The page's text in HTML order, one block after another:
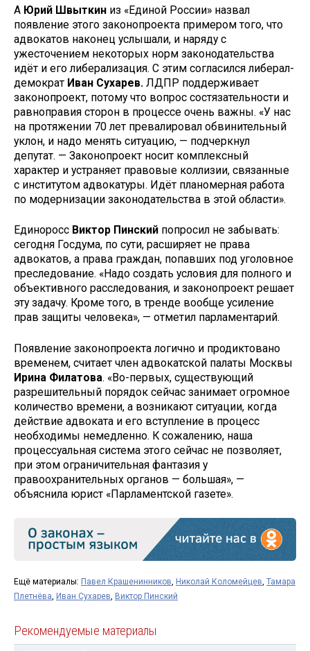
А Юрий Швыткин из «Единой России» назвал
появление этого законопроекта примером того, что
адвокатов наконец услышали, и наряду с
ужесточением некоторых норм законодательства
идёт и его либерализация. С этим согласился либерал-
демократ Иван Сухарев. ЛДПР поддерживает
законопроект, потому что вопрос состязательности и
равноправия сторон в процессе очень важны. «У нас
на протяжении 70 лет превалировал обвинительный
уклон, и надо менять ситуацию, — подчеркнул
депутат. — Законопроект носит комплексный
характер и устраняет правовые коллизии, связанные
с институтом адвокатуры. Идёт планомерная работа
по модернизации законодательства в этой области».
Единоросс Виктор Пинский попросил не забывать:
сегодня Госдума, по сути, расширяет не права
адвокатов, а права граждан, попавших под уголовное
преследование. «Надо создать условия для полного и
объективного расследования, и законопроект решает
эту задачу. Кроме того, в тренде вообще усиление
прав защиты человека», — отметил парламентарий.
Появление законопроекта логично и продиктовано
временем, считает член адвокатской палаты Москвы
Ирина Филатова. «Во-первых, существующий
разрешительный порядок сейчас занимает огромное
количество времени, а возникают ситуации, когда
действие адвоката и его вступление в процесс
необходимы немедленно. К сожалению, наша
процессуальная система этого сейчас не позволяет,
при этом ограничительная фантазия у
правоохранительных органов — большая», —
объяснила юрист «Парламентской газете».
Ещё материалы: Павел Крашенинников, Николай Коломейцев, Тамара
Плетнёва, Иван Сухарев, Виктор Пинский
Рекомендуемые материалы